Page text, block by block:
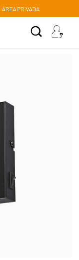
ÁREA PRIVADA